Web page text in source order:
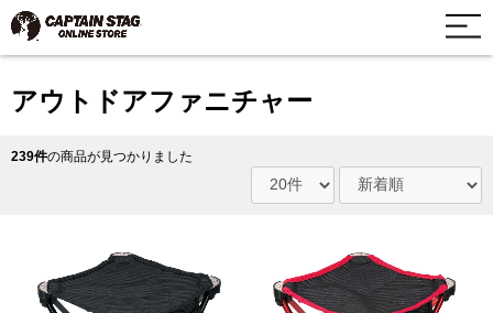
アウトドアファニチャー
239件の商品が見つかりました